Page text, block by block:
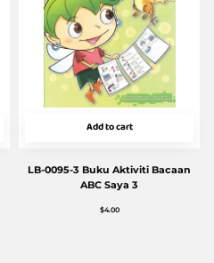
Add to cart
LB-0095-3 Buku Aktiviti Bacaan
ABC Saya 3
$4.00